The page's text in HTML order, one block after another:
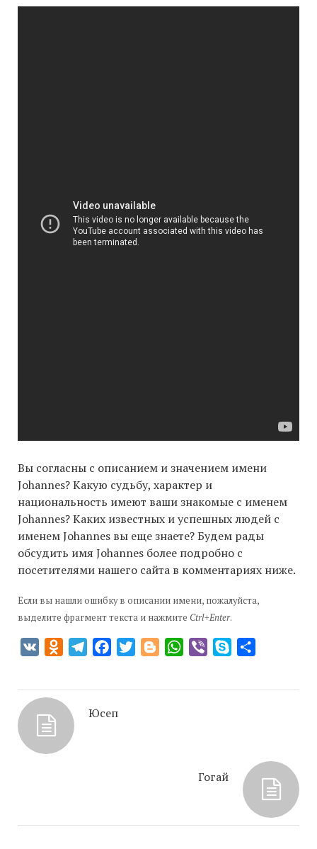
Вы согласны с описанием и значением имени
Johannes? Какую судьбу, характер и
национальность имеют ваши знакомые с именем
Johannes? Каких известных и успешных людей с
именем Johannes вы еще знаете? Будем рады
обсудить имя Johannes более подробно с
посетителями нашего сайта в комментариях ниже.
Если вы нашли ошибку в описании имени, пожалуйста,
выделите фрагмент текста и нажмите Ctrl+Enter.
VK Odnoklassniki
TelegramFacebookTwitterBloggerWhatsApp
Viber Skype
Юсеп
Гогай